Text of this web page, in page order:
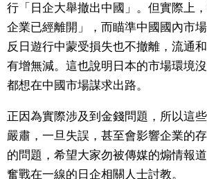
行「日企大舉撤出中國」。但實際上
企業已經離開」，而瞄準中國國內市
反日遊行中蒙受損失也不撤離，流通
有增無減。這也說明日本的市場環境
都想在中國市場謀求出路。
正因為實際涉及到金錢問題，所以這
嚴肅，一旦失誤，甚至會影響企業的
的問題，希望大家勿被傳媒的煽情報
奮戰在一線的日企相關人士討教。